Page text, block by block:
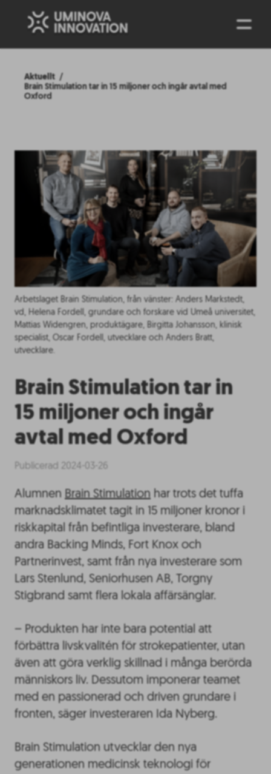
Aktuellt
Brain Stimulation tar in 15 miljoner och ingår avtal med
Oxford
Arbetslaget Brain Stimulation, från vänster: Anders Markstedt,
vd, Helena Fordell, grundare och forskare vid Umeå universitet,
Mattias Widengren, produktägare, Birgitta Johansson, klinisk
specialist, Oscar Fordell, utvecklare och Anders Bratt,
utvecklare.
Brain Stimulation tar in
15 miljoner och ingår
avtal med Oxford
Publicerad 2024-03-26
Alumnen Brain Stimulation har trots det tuffa
marknadsklimatet tagit in 15 miljoner kronor i
riskkapital från befintliga investerare, bland
andra Backing Minds, Fort Knox och
Partnerinvest, samt från nya investerare som
Lars Stenlund, Seniorhusen AB, Torgny
Stigbrand samt flera lokala affärsänglar.
– Produkten har inte bara potential att
förbättra livskvalitén för strokepatienter, utan
även att göra verklig skillnad i många berörda
människors liv. Dessutom imponerar teamet
med en passionerad och driven grundare i
fronten, säger investeraren Ida Nyberg.
Brain Stimulation utvecklar den nya
generationen medicinsk teknologi för